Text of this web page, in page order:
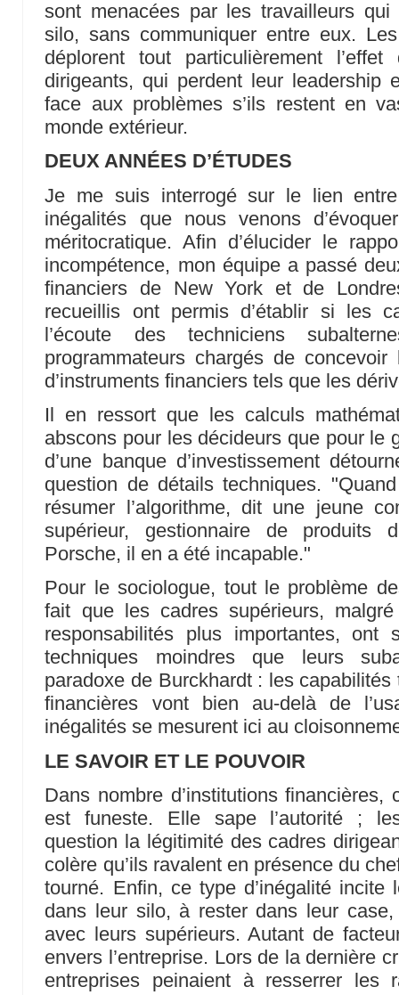
sont menacées par les travailleurs
silo, sans communiquer entre eux.
déplorent tout particulièrement
dirigeants, qui perdent leur leadership
face aux problèmes s’ils restent en
monde extérieur.
DEUX ANNÉES D’ÉTUDES
Je me suis interrogé sur le lien
inégalités que nous venons
méritocratique. Afin d’élucider le
incompétence, mon équipe a passé
financiers de New York et de
recueillis ont permis d’établir si les
l’écoute des techniciens
programmateurs chargés de
d’instruments financiers tels que les
Il en ressort que les calculs
abscons pour les décideurs que pour le
d’une banque d’investissement
question de détails techniques.
résumer l’algorithme, dit une jeune
supérieur, gestionnaire de produits
Porsche, il en a été incapable."
Pour le sociologue, tout le problème
fait que les cadres supérieurs,
responsabilités plus importantes, ont
techniques moindres que leurs
paradoxe de Burckhardt : les
financières vont bien au-delà de
inégalités se mesurent ici au
LE SAVOIR ET LE POUVOIR
Dans nombre d’institutions financières,
est funeste. Elle sape l’autorité ;
question la légitimité des cadres
colère qu’ils ravalent en présence du
tourné. Enfin, ce type d’inégalité
dans leur silo, à rester dans leur
avec leurs supérieurs. Autant de
envers l’entreprise. Lors de la dernière
entreprises peinaient à resserrer les